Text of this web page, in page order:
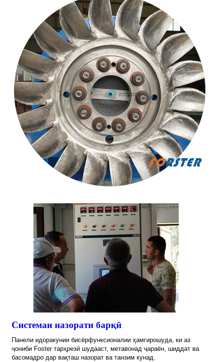
Системаи назорати барқӣ
Панели идоракунии бисёрфунксионалии ҳамгирошуда, ки аз
ҷониби Foster тарҳрезӣ шудааст, метавонад ҷараён, шиддат ва
басомадро дар вақташ назорат ва танзим кунад.